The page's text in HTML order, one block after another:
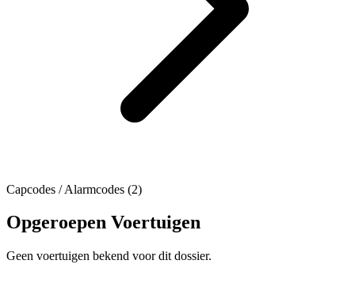
Capcodes / Alarmcodes (2)
Opgeroepen Voertuigen
Geen voertuigen bekend voor dit dossier.